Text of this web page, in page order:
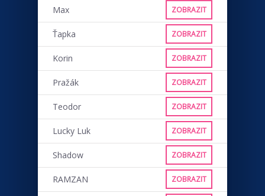
Max ZOBRAZIT
Ťapka ZOBRAZIT
Korin ZOBRAZIT
Pražák ZOBRAZIT
Teodor ZOBRAZIT
Lucky Luk ZOBRAZIT
Shadow ZOBRAZIT
RAMZAN ZOBRAZIT